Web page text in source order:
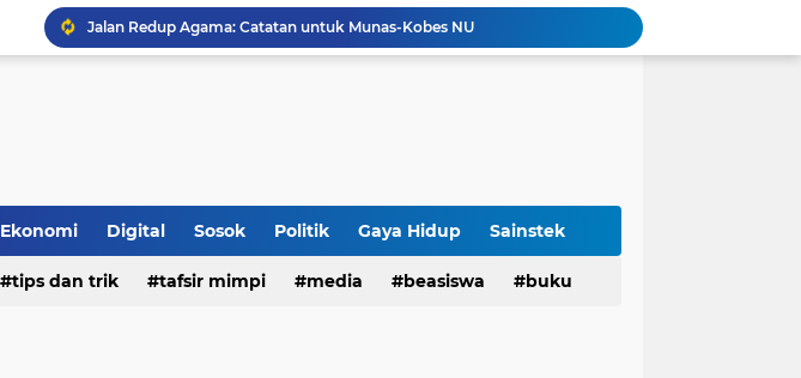
Jalan Redup Agama: Catatan untuk Munas-Kobes NU
Dari UAS Berbasis Proyek, Mahasiswa AFI dan S2 Studi Agama-Agama UIN Bandung Hadirkan Seminar dan Pentas Seni Moderasi Beragama
Islam dan Barat
Ekonomi Digital Sosok Politik Gaya Hidup Sainstek
tips dan trik tafsir mimpi media beasiswa buku